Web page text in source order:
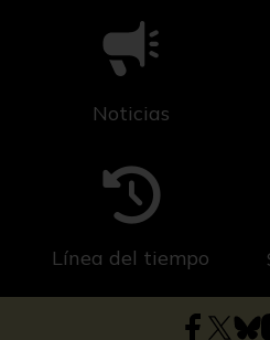
Noticias
Línea del tiempo